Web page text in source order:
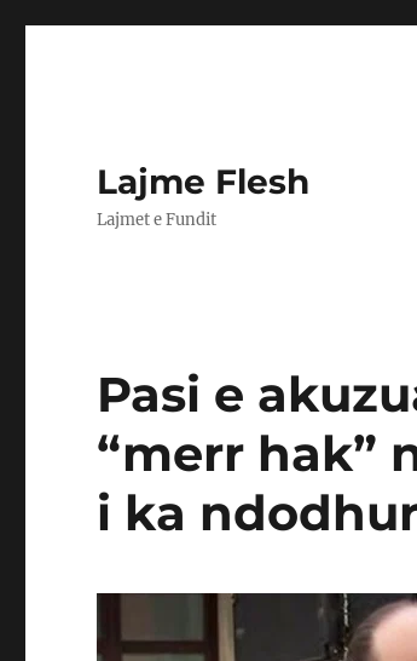
Lajme Flesh
Lajmet e Fundit
Pasi e
“merr hak”
i ka